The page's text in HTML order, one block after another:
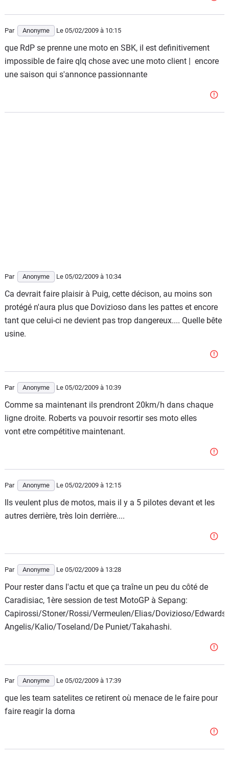
Par Anonyme Le 05/02/2009 à 10:15
que RdP se prenne une moto en SBK, il est definitivement
impossible de faire qlq chose avec une moto client | encore
une saison qui s'annonce passionnante
Par Anonyme Le 05/02/2009 à 10:34
Ca devrait faire plaisir à Puig, cette décison, au moins son
protégé n'aura plus que Dovizioso dans les pattes et encore
tant que celui-ci ne devient pas trop dangereux.... Quelle bête
usine.
Par Anonyme Le 05/02/2009 à 10:39
Comme sa maintenant ils prendront 20km/h dans chaque
ligne droite. Roberts va pouvoir resortir ses moto elles
vont etre compétitive maintenant.
Par Anonyme Le 05/02/2009 à 12:15
Ils veulent plus de motos, mais il y a 5 pilotes devant et les
autres derrière, très loin derrière....
Par Anonyme Le 05/02/2009 à 13:28
Pour rester dans l'actu et que ça traîne un peu du côté de
Caradisiac, 1ère session de test MotoGP à Sepang:
Capirossi/Stoner/Rossi/Vermeulen/Elias/Dovizioso/
Angelis/Kalio/Toseland/De Puniet/Takahashi.
Par Anonyme Le 05/02/2009 à 17:39
que les team satelites ce retirent où menace de le faire pour
faire reagir la dorna